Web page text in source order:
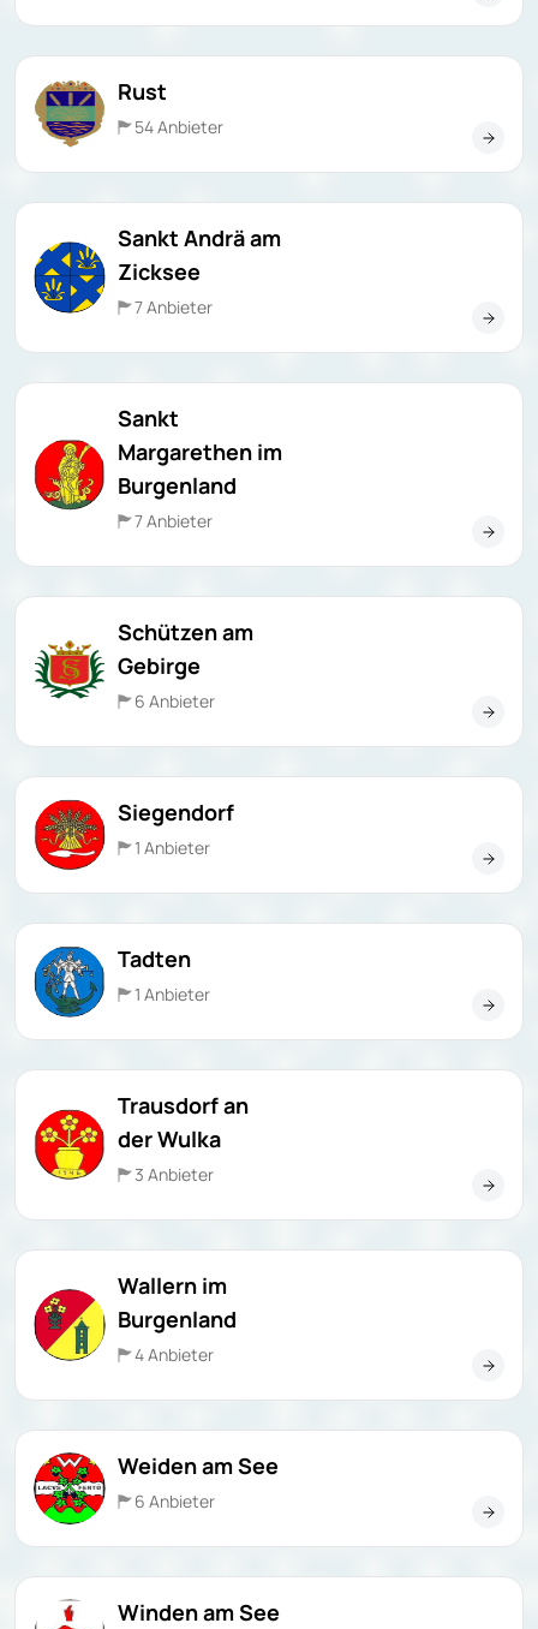
Rust
54 Anbieter
Sankt Andrä am
Zicksee
7 Anbieter
Sankt
Margarethen im
Burgenland
7 Anbieter
Schützen am
Gebirge
6 Anbieter
Siegendorf
1 Anbieter
Tadten
1 Anbieter
Trausdorf an
der Wulka
3 Anbieter
Wallern im
Burgenland
4 Anbieter
Weiden am See
6 Anbieter
Winden am See